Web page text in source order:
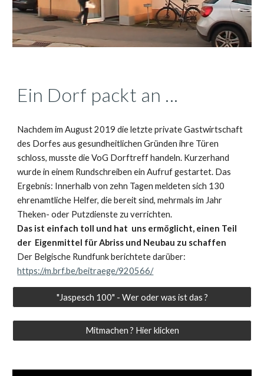
Ein Dorf packt an ...
Nachdem im August 2019 die letzte private Gastwirtschaft
des Dorfes aus gesundheitlichen Gründen ihre Türen
schloss, musste die VoG Dorftreff handeln. Kurzerhand
wurde in einem Rundschreiben ein Aufruf gestartet. Das
Ergebnis: Innerhalb von zehn Tagen meldeten sich 130
ehrenamtliche Helfer, die bereit sind, mehrmals im Jahr
Theken- oder Putzdienste zu verrichten.
Das ist einfach toll und hat uns ermöglicht, einen Teil
der Eigenmittel für Abriss und Neubau zu schaffen
Der Belgische Rundfunk berichtete darüber:
https://m.brf.be/beitraege/920566/
"Jaspesch 100" - Wer oder was ist das ?
Mitmachen ? Hier klicken